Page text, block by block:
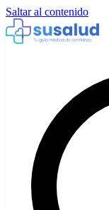
Saltar al contenido